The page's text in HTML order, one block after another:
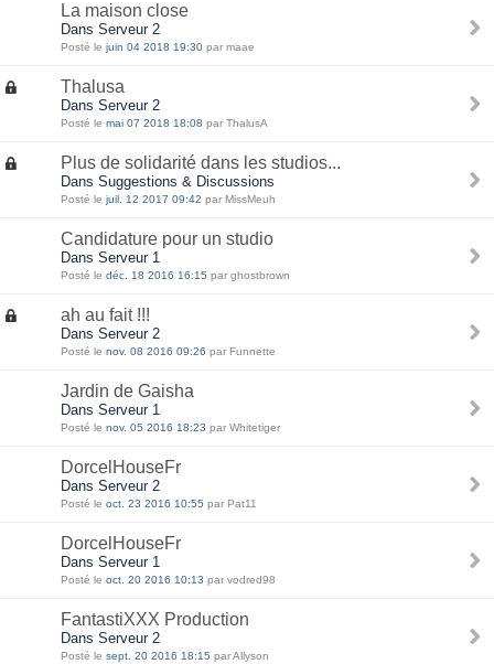
La maison close
Dans Serveur 2
Posté le juin 04 2018 19:30 par maae
Thalusa
Dans Serveur 2
Posté le mai 07 2018 18:08 par ThalusA
Plus de solidarité dans les studios...
Dans Suggestions & Discussions
Posté le juil. 12 2017 09:42 par MissMeuh
Candidature pour un studio
Dans Serveur 1
Posté le déc. 18 2016 16:15 par ghostbrown
ah au fait !!!
Dans Serveur 2
Posté le nov. 08 2016 09:26 par Funnette
Jardin de Gaisha
Dans Serveur 1
Posté le nov. 05 2016 18:23 par Whitetiger
DorcelHouseFr
Dans Serveur 2
Posté le oct. 23 2016 10:55 par Pat11
DorcelHouseFr
Dans Serveur 1
Posté le oct. 20 2016 10:13 par vodred98
FantastiXXX Production
Dans Serveur 2
Posté le sept. 20 2016 18:15 par Allyson